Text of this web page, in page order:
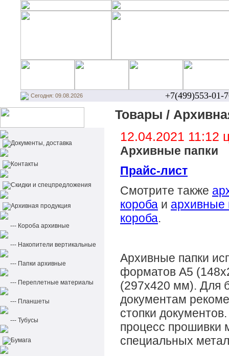
Сегодня: 09.08.2026 +7(499)553-01-
Документы, доставка
Контакты
Cкидки и спецпредложения
Архивная продукция
--- Короба архивные
--- Накопители вертикальные
--- Папки архивные
--- Переплетные материалы
--- Планшеты
--- Тубусы
Бумага
Товары /
12.04.2021 11:12
Архивные папки
Прайс-лист
Смотрите также
короба и архивные
короба.
Архивные папки
форматов А5
(297х420 мм). Для
документам
стопки
процесс прошивки
специальных